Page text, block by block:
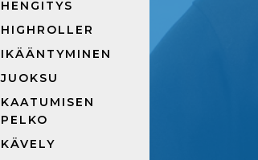
HENGITYS
HIGHROLLER
IKÄÄNTYMINEN
JUOKSU
KAATUMISEN
PELKO
KÄVELY